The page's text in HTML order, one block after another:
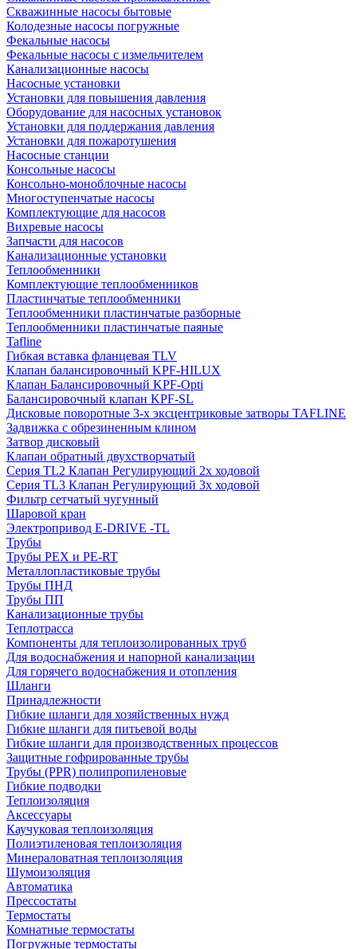
Скважинные насосы бытовые
Колодезные насосы погружные
Фекальные насосы
Фекальные насосы с измельчителем
Канализационные насосы
Насосные установки
Установки для повышения давления
Оборудование для насосных установок
Установки для поддержания давления
Установки для пожаротушения
Насосные станции
Консольные насосы
Консольно-моноблочные насосы
Многоступенчатые насосы
Комплектующие для насосов
Вихревые насосы
Запчасти для насосов
Канализационные установки
Теплообменники
Комплектующие теплообменников
Пластинчатые теплообменники
Теплообменники пластинчатые разборные
Теплообменники пластинчатые паяные
Tafline
Гибкая вставка фланцевая TLV
Клапан балансировочный KPF-HILUX
Клапан Балансировочный KPF-Opti
Балансировочный клапан KPF-SL
Дисковые поворотные 3-х эксцентриковые затворы TAFLINE
Задвижка с обрезиненным клином
Затвор дисковый
Клапан обратный двухстворчатый
Серия TL2 Клапан Регулирующий 2х ходовой
Серия TL3 Клапан Регулирующий 3х ходовой
Фильтр сетчатый чугунный
Шаровой кран
Электропривод E-DRIVE -TL
Трубы
Трубы PEX и PE-RT
Металлопластиковые трубы
Трубы ПНД
Трубы ПП
Канализационные трубы
Теплотрасса
Компоненты для теплоизолированных труб
Для водоснабжения и напорной канализации
Для горячего водоснабжения и отопления
Шланги
Принадлежности
Гибкие шланги для хозяйственных нужд
Гибкие шланги для питьевой воды
Гибкие шланги для производственных процессов
Защитные гофрированные трубы
Трубы (РРR) полипропиленовые
Гибкие подводки
Теплоизоляция
Аксессуары
Каучуковая теплоизоляция
Полиэтиленовая теплоизоляция
Минераловатная теплоизоляция
Шумоизоляция
Автоматика
Прессостаты
Термостаты
Комнатные термостаты
Погружные термостаты